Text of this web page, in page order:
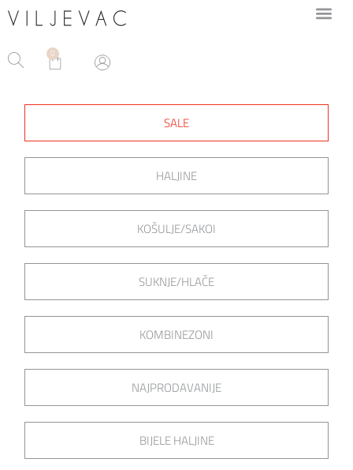
0
SALE
HALJINE
KOŠULJE/SAKOI
SUKNJE/HLAČE
KOMBINEZONI
NAJPRODAVANIJE
BIJELE HALJINE